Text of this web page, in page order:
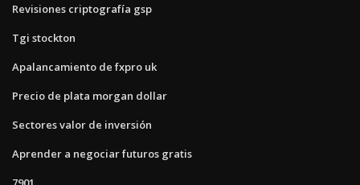
Revisiones criptografía gsp
Tgi stockton
Apalancamiento de fxpro uk
Precio de plata morgan dollar
Sectores valor de inversión
Aprender a negociar futuros gratis